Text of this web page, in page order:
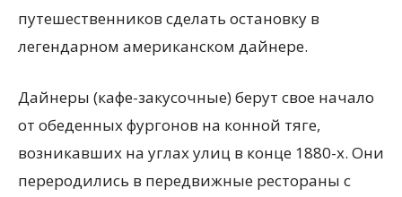
путешественников сделать остановку в
легендарном американском дайнере.
Дайнеры (кафе-закусочные) берут свое начало
от обеденных фургонов на конной тяге,
возникавших на углах улиц в конце 1880-х. Они
переродились в передвижные рестораны с